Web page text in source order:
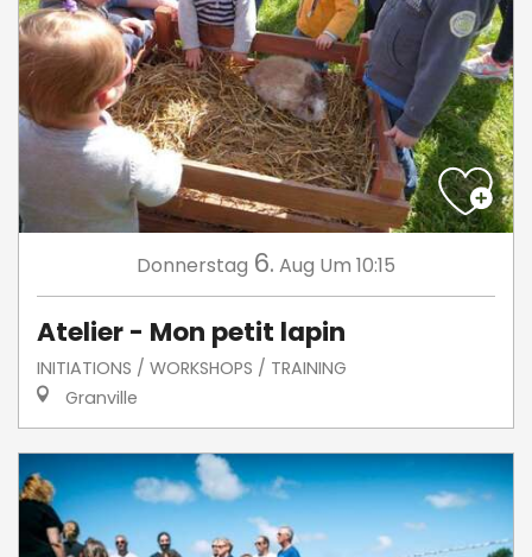
Donnerstag 6. Aug Um 10:15
Atelier - Mon petit lapin
INITIATIONS / WORKSHOPS / TRAINING
Granville